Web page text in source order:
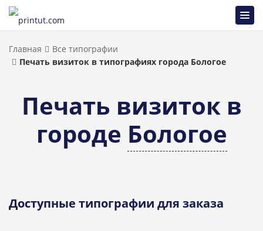
Главная
Все типографии
Печать визиток в типографиях города Бологое
Печать визиток в
городе Бологое
Доступные типографии для заказа